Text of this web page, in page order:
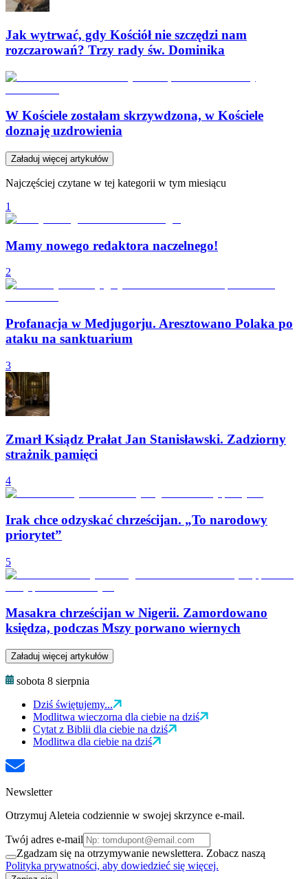
Jak wytrwać, gdy Kościół nie szczędzi nam
rozczarowań? Trzy rady św. Dominika
W Kościele zostałam skrzywdzona, w Kościele
doznaję uzdrowienia
Załaduj więcej artykułów
Najczęściej czytane w tej kategorii w tym miesiącu
1
Mamy nowego redaktora naczelnego!
2
Profanacja w Medjugorju. Aresztowano Polaka po
ataku na sanktuarium
3
Zmarł Ksiądz Prałat Jan Stanisławski. Zadziorny
strażnik pamięci
4
Irak chce odzyskać chrześcijan. „To narodowy
priorytet”
5
Masakra chrześcijan w Nigerii. Zamordowano
księdza, podczas Mszy porwano wiernych
Załaduj więcej artykułów
sobota 8 sierpnia
Dziś świętujemy...
Modlitwa wieczorna dla ciebie na dziś
Cytat z Biblii dla ciebie na dziś
Modlitwa dla ciebie na dziś
Newsletter
Otrzymuj Aleteia codziennie w swojej skrzynce e-mail.
Twój adres e-mail
Zgadzam się na otrzymywanie newslettera. Zobacz naszą
Polityka prywatności, aby dowiedzieć się więcej.